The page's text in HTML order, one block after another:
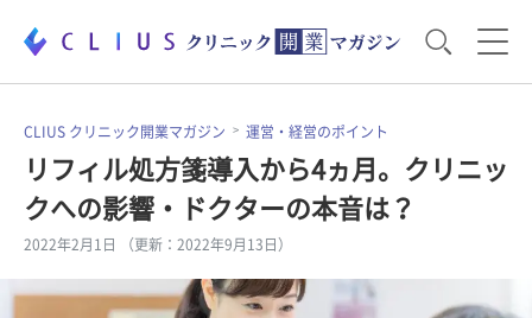
お役立ち資料 運営・経営のポイント
開業医のリアル 開業準備で大事なこと
電子カルテ・ICT 医療機器・事務機器
CLIUS クリニック開業マガジン 運営・経営のポイント
リフィル処方箋導入から4ヵ月。クリニッ
クへの影響・ドクターの本音は？
2022年2月1日 （更新：2022年9月13日）